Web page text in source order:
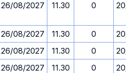
26/08/2027 11.30 0
26/08/2027 11.30 0
26/08/2027 11.30 0
26/08/2027 11.30 0